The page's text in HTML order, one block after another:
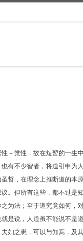
－觉性，故在短暂的一生
有不少智者，将道引申为
哲，在理念上推断道的本
。但所有这些，都不过是
为法；至于道究竟如何，
是说，人道虽不能说不是
妇之愚，可以与知焉，及